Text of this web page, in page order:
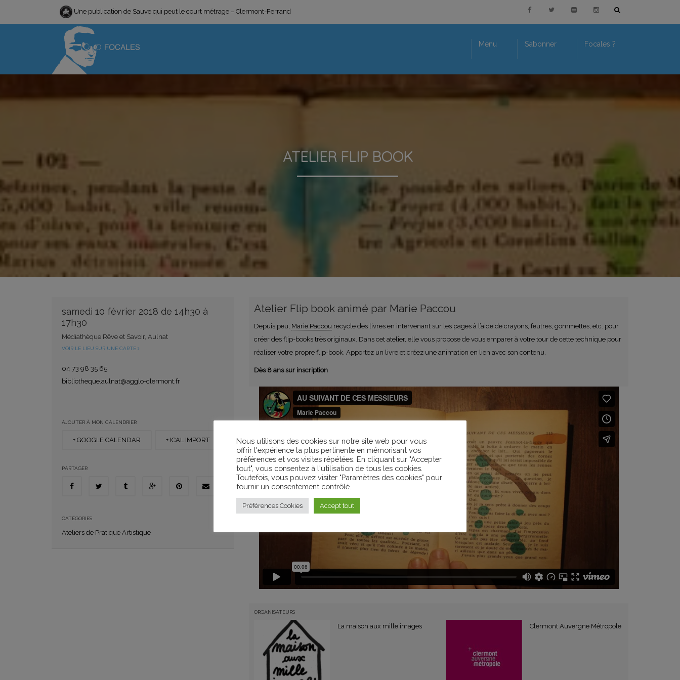
Une publication de Sauve qui peut le court métrage – Clermont-Ferrand
Menu S’abonner Focales ?
ATELIER FLIP BOOK
samedi 10 février 2018 de 14h30 à
17h30
Médiathèque Rêve et Savoir, Aulnat
VOIR LE LIEU SUR UNE CARTE
04 73 98 35 65
bibliotheque.aulnat@agglo-clermont.fr
AJOUTER À MON CALENDRIER
+ GOOGLE CALENDAR + ICAL IMPORT
PARTAGER
CATÉGORIES
Ateliers de Pratique Artistique
Atelier Flip book animé par Marie Paccou
Depuis peu, Marie Paccou recycle des livres en intervenant sur les pages à l’aide de crayons, feutres, gommettes, etc. pour
créer des flip-books très originaux. Dans cet atelier, elle vous propose de vous emparer à votre tour de cette technique pour
réaliser votre propre flip-book. Apportez un livre et créez une animation en lien avec son contenu.
Dès 8 ans sur inscription
ORGANISATEURS
La maison aux mille images Clermont Auvergne Métropole
Nous utilisons des cookies sur notre site web pour vous
offrir l'expérience la plus pertinente en mémorisant vos
préférences et vos visites répétées. En cliquant sur "Accepter
tout", vous consentez à l'utilisation de tous les cookies.
Toutefois, vous pouvez visiter "Paramètres des cookies" pour
fournir un consentement contrôlé.
Préférences Cookies Accept tout